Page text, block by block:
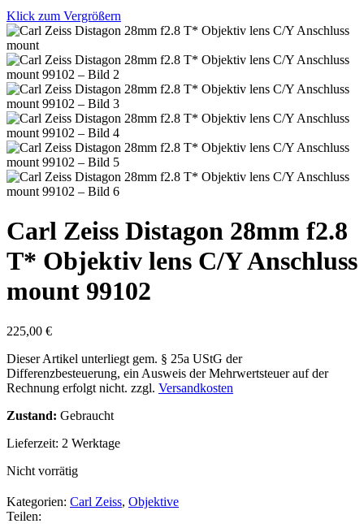
Klick zum Vergrößern
Carl Zeiss Distagon 28mm f2.8
T* Objektiv lens C/Y Anschluss
mount 99102
225,00 €
Dieser Artikel unterliegt gem. § 25a UStG der
Differenzbesteuerung, ein Ausweis der Mehrwertsteuer auf der
Rechnung erfolgt nicht. zzgl. Versandkosten
Zustand: Gebraucht
Lieferzeit: 2 Werktage
Nicht vorrätig
Kategorien: Carl Zeiss, Objektive
Teilen: